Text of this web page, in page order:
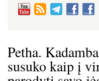
Petha.
susuko kaip į